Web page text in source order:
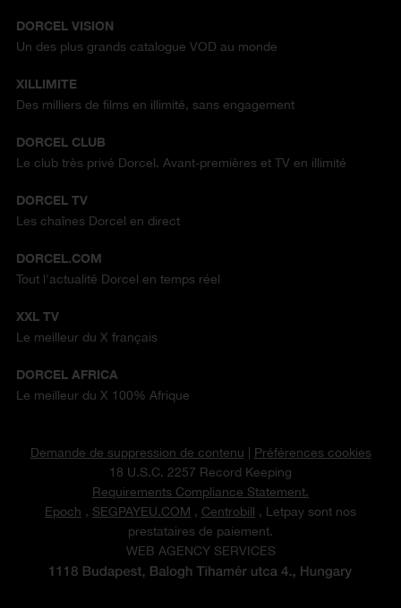
DORCEL VISION
Un des plus grands catalogue VOD au monde
XILLIMITE
Des milliers de films en illimité, sans engagement
DORCEL CLUB
Le club très privé Dorcel. Avant-premières et TV en illimité
DORCEL TV
Les chaînes Dorcel en direct
DORCEL.COM
Tout l'actualité Dorcel en temps réel
XXL TV
Le meilleur du X français
DORCEL AFRICA
Le meilleur du X 100% Afrique
Demande de suppression de contenu | Préférences cookies
18 U.S.C. 2257 Record Keeping
Requirements Compliance Statement.
Epoch , SEGPAYEU.COM , Centrobill , Letpay sont nos
prestataires de paiement.
WEB AGENCY SERVICES